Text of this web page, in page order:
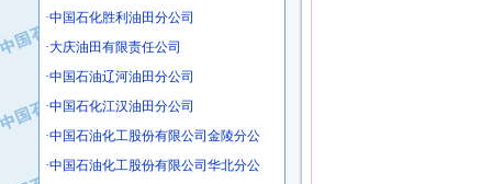
·上海科瑞曼士德电源系统集成有限公
·东方合金铸造厂
·保定北奥石油物探特种车辆制造有限
·盘锦辽河油田天意石油装备有限公司
·中国石化胜利油田分公司
·大庆油田有限责任公司
·中国石油辽河油田分公司
·中国石化江汉油田分公司
·中国石油化工股份有限公司金陵分公
·中国石油化工股份有限公司华北分公